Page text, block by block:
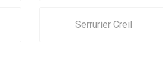
Serrurier Creil